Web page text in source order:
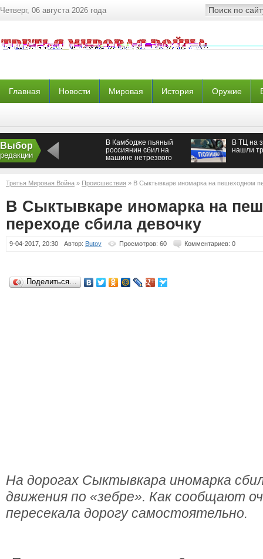
Четверг, 06 августа 2026 года
Главная Новости Мировая История Оружие
Выбор
редакции
В Камбодже пьяный
россиянин сбил на
машине нетрезвого
В ТЦ на
нашли
Третья Мировая Война » Происшествия » В Сыктывкаре иномарка на пешеходном
В Сыктывкаре иномарка на
переходе сбила девочку
9-04-2017, 20:30 Автор: Butov Просмотров: 60 Комментариев: 0
Поделиться…
На дорогах Сыктывкара иномарка
движения по «зебре». Как сообщают
пересекала дорогу самостоятельно.